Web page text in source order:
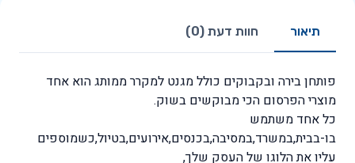
תיאור חוות דעת (0)
פותחן בירה ובקבוקים כולל מגנט למקרר ממותג הוא אחד
מוצרי הפרסום הכי מבוקשים בשוק.
כל אחד משתמש
בו-בבית,במשרד,במסיבה,בכנסים,אירועים,בטיול,כשמוספים
עליו את הלוגו של העסק שלך,